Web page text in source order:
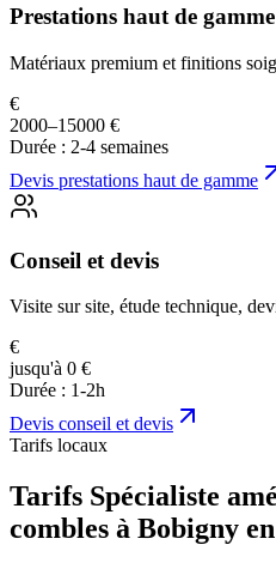
Prestations haut de gamme
Matériaux premium et finitions
€
2000–15000 €
Durée : 2-4 semaines
Devis prestations haut de gamme
Conseil et devis
Visite sur site, étude technique,
€
jusqu'à 0 €
Durée : 1-2h
Devis conseil et devis
Tarifs locaux
Tarifs Spécialiste
combles à Bobigny